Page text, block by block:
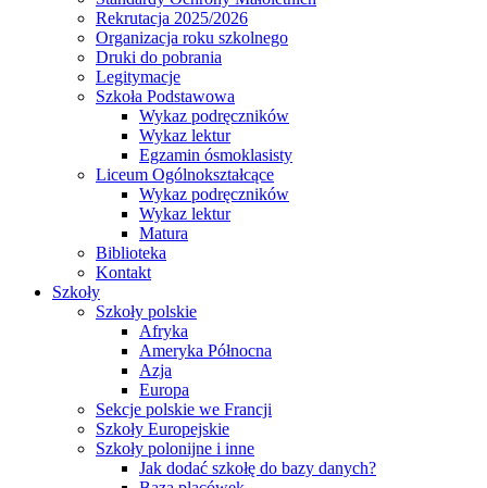
Rekrutacja 2025/2026
Organizacja roku szkolnego
Druki do pobrania
Legitymacje
Szkoła Podstawowa
Wykaz podręczników
Wykaz lektur
Egzamin ósmoklasisty
Liceum Ogólnokształcące
Wykaz podręczników
Wykaz lektur
Matura
Biblioteka
Kontakt
Szkoły
Szkoły polskie
Afryka
Ameryka Północna
Azja
Europa
Sekcje polskie we Francji
Szkoły Europejskie
Szkoły polonijne i inne
Jak dodać szkołę do bazy danych?